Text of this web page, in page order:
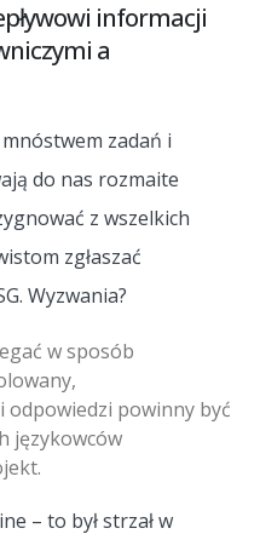
informacji
a
zadań i
do nas rozmaite
z wszelkich
zgłaszać
Wyzwania?
w sposób
odpowiedzi powinny być
językowców
– to był strzał w